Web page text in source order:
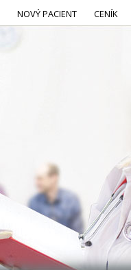
NOVÝ PACIENT CENÍK